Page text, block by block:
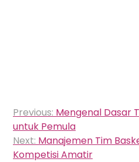
Navigasi
pos
Previous: Mengenal Dasar
untuk Pemula
Next: Manajemen Tim
Kompetisi Amatir